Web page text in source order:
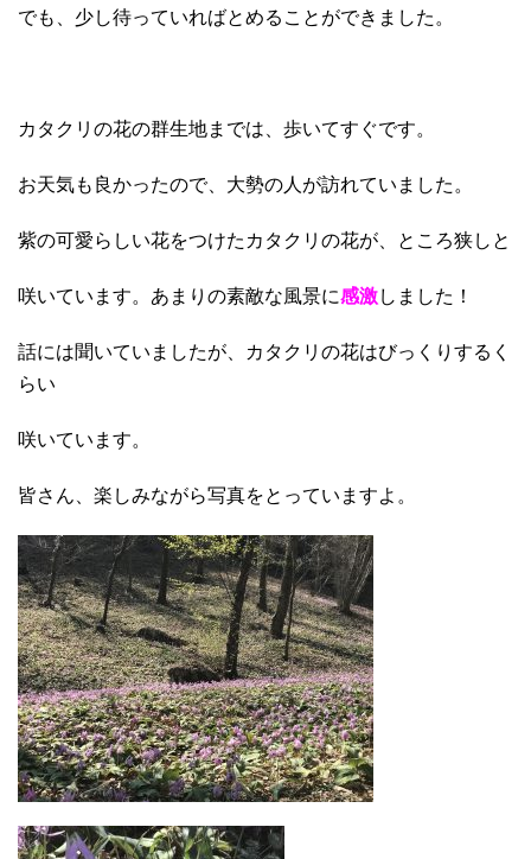
でも、少し待っていればとめることができました。
カタクリの花の群生地までは、歩いてすぐです。
お天気も良かったので、大勢の人が訪れていました。
紫の可愛らしい花をつけたカタクリの花が、ところ狭しと
咲いています。あまりの素敵な風景に感激しました！
話には聞いていましたが、カタクリの花はびっくりするく
らい
咲いています。
皆さん、楽しみながら写真をとっていますよ。